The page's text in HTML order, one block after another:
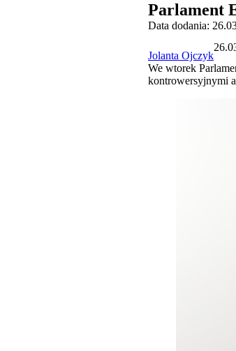
Parlament
Data dodania:
Jolanta Ojczyk
We wtorek
kontrowersyjnymi